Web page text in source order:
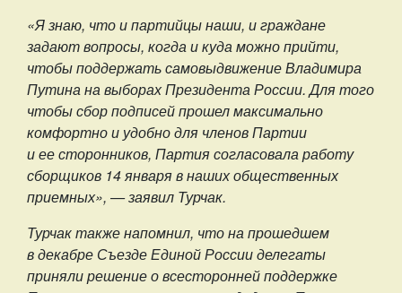
«Я знаю, что и партийцы наши, и граждане
задают вопросы, когда и куда можно прийти,
чтобы поддержать самовыдвижение Владимира
Путина на выборах Президента России. Для того
чтобы сбор подписей прошел максимально
комфортно и удобно для членов Партии
и ее сторонников, Партия согласовала работу
сборщиков 14 января в наших общественных
приемных», — заявил Турчак.
Турчак также напомнил, что на прошедшем
в декабре Съезде Единой России делегаты
приняли решение о всесторонней поддержке